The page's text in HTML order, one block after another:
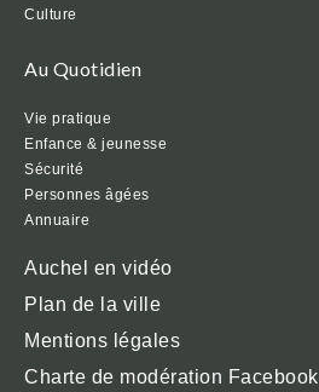
Culture
Au Quotidien
Vie pratique
Enfance & jeunesse
Sécurité
Personnes âgées
Annuaire
Auchel en vidéo
Plan de la ville
Mentions légales
Charte de modération Facebook